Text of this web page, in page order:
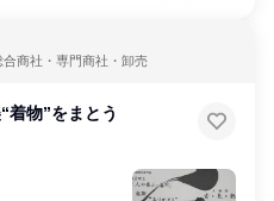
商社・専門商社・卸売
着物”をまとう